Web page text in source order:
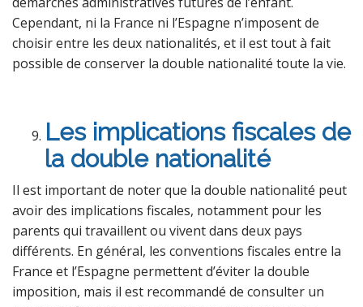
Cependant, ni la France ni l’Espagne n’imposent de
choisir entre les deux nationalités, et il est tout à fait
possible de conserver la double nationalité toute la vie.
Les implications fiscales de
la double nationalité
Il est important de noter que la double nationalité peut
avoir des implications fiscales, notamment pour les
parents qui travaillent ou vivent dans deux pays
différents. En général, les conventions fiscales entre la
France et l’Espagne permettent d’éviter la double
imposition, mais il est recommandé de consulter un